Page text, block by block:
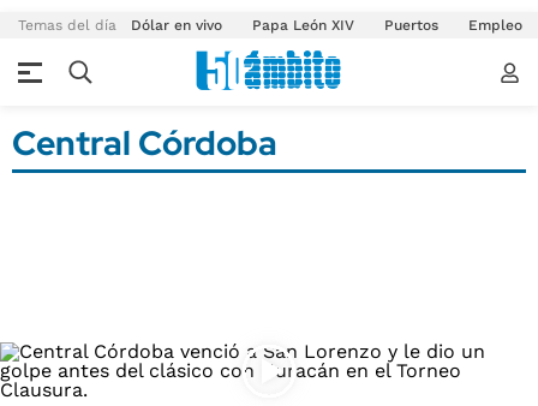
Temas del día Dólar en vivo Papa León XIV Puertos Empleo
Central Córdoba